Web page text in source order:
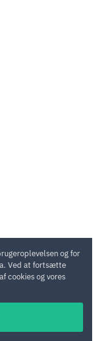
og for
Ved at fortsætte
cookies og vores